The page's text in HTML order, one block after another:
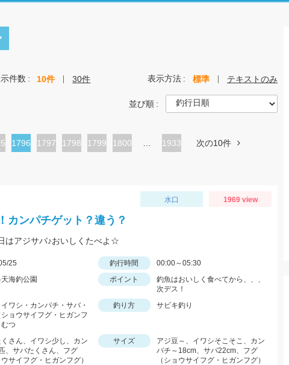
件数 10件 30件 表示方法 標準 テキストのみ
並び順
カ
ペ
1796
ペ
1797
ペ
1798
ペ
1799
ペ
1800 1933 次の10件
水口 1969 view
カンパチゲット？違う？
はアジサバ♪おいしくたべよ☆
25 釣行時間
00:00～05:30
海釣公園 ポイント
釣魚はおいしく食べてから、、、
次デス！
ワシ・カンパチ・サバ・
ョウサイフグ・ヒガンフ
つ
釣り方 サビキ釣り
さん、イワシ少し、カン
、サバたくさん、フグ
ウサイフグ・ヒガンフグ）
サイズ
アジ豆～、イワシそこそこ、カン
パチ～18cm、サバ22cm、フグ
（ショウサイフグ・ヒガンフグ）